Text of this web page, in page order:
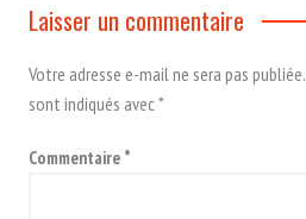
Laisser un commentaire
Votre adresse e-mail ne sera pas publiée.
sont indiqués avec*
Commentaire *